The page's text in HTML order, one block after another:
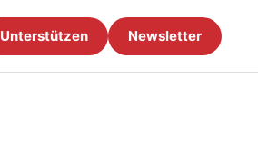
Unterstützen Newsletter